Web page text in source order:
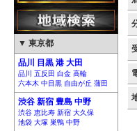
▼ 東京都
品川 目黒 港 大田
品川 五反田 白金 高輪
六本木 中目黒 自由が丘 蒲田
渋谷 新宿 豊島 中野
渋谷 恵比寿 新宿 大久保
池袋 大塚 巣鴨 中野